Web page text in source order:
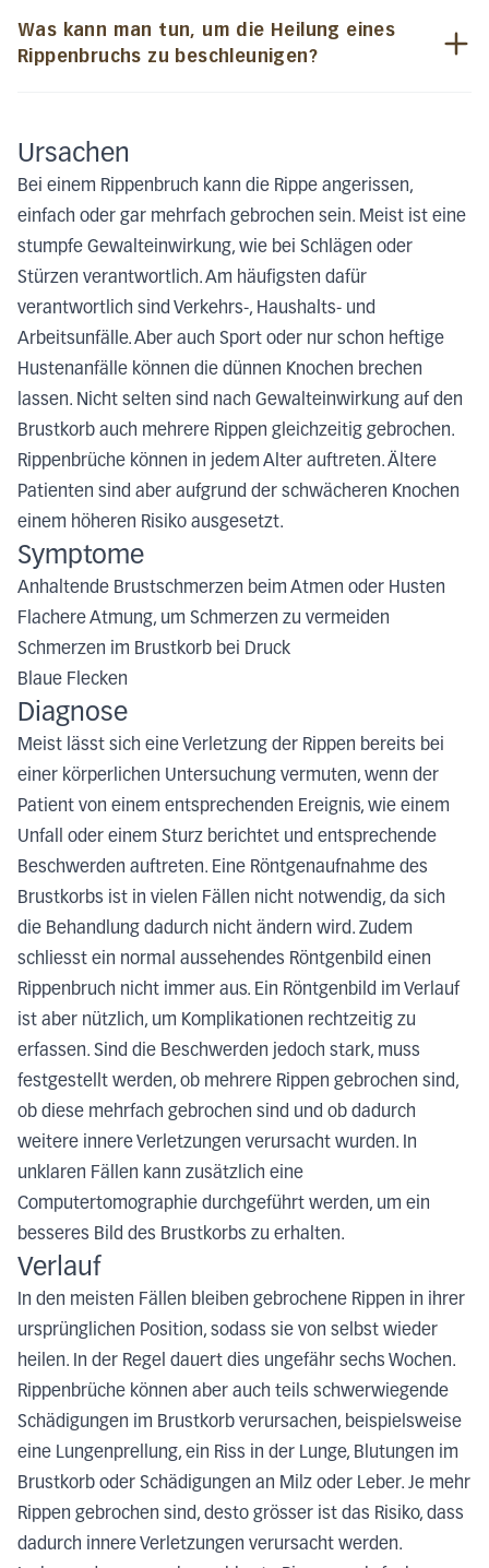
Was kann man tun, um die Heilung eines
Rippenbruchs zu beschleunigen?
Ursachen
Bei einem Rippenbruch kann die Rippe angerissen,
einfach oder gar mehrfach gebrochen sein. Meist ist eine
stumpfe Gewalteinwirkung, wie bei Schlägen oder
Stürzen verantwortlich. Am häufigsten dafür
verantwortlich sind Verkehrs-, Haushalts- und
Arbeitsunfälle. Aber auch Sport oder nur schon heftige
Hustenanfälle können die dünnen Knochen brechen
lassen. Nicht selten sind nach Gewalteinwirkung auf den
Brustkorb auch mehrere Rippen gleichzeitig gebrochen.
Rippenbrüche können in jedem Alter auftreten. Ältere
Patienten sind aber aufgrund der schwächeren Knochen
einem höheren Risiko ausgesetzt.
Symptome
Anhaltende Brustschmerzen beim Atmen oder Husten
Flachere Atmung, um Schmerzen zu vermeiden
Schmerzen im Brustkorb bei Druck
Blaue Flecken
Diagnose
Meist lässt sich eine Verletzung der Rippen bereits bei
einer körperlichen Untersuchung vermuten, wenn der
Patient von einem entsprechenden Ereignis, wie einem
Unfall oder einem Sturz berichtet und entsprechende
Beschwerden auftreten. Eine Röntgenaufnahme des
Brustkorbs ist in vielen Fällen nicht notwendig, da sich
die Behandlung dadurch nicht ändern wird. Zudem
schliesst ein normal aussehendes Röntgenbild einen
Rippenbruch nicht immer aus. Ein Röntgenbild im Verlauf
ist aber nützlich, um Komplikationen rechtzeitig zu
erfassen. Sind die Beschwerden jedoch stark, muss
festgestellt werden, ob mehrere Rippen gebrochen sind,
ob diese mehrfach gebrochen sind und ob dadurch
weitere innere Verletzungen verursacht wurden. In
unklaren Fällen kann zusätzlich eine
Computertomographie durchgeführt werden, um ein
besseres Bild des Brustkorbs zu erhalten.
Verlauf
In den meisten Fällen bleiben gebrochene Rippen in ihrer
ursprünglichen Position, sodass sie von selbst wieder
heilen. In der Regel dauert dies ungefähr sechs Wochen.
Rippenbrüche können aber auch teils schwerwiegende
Schädigungen im Brustkorb verursachen, beispielsweise
eine Lungenprellung, ein Riss in der Lunge, Blutungen im
Brustkorb oder Schädigungen an Milz oder Leber. Je mehr
Rippen gebrochen sind, desto grösser ist das Risiko, dass
dadurch innere Verletzungen verursacht werden.